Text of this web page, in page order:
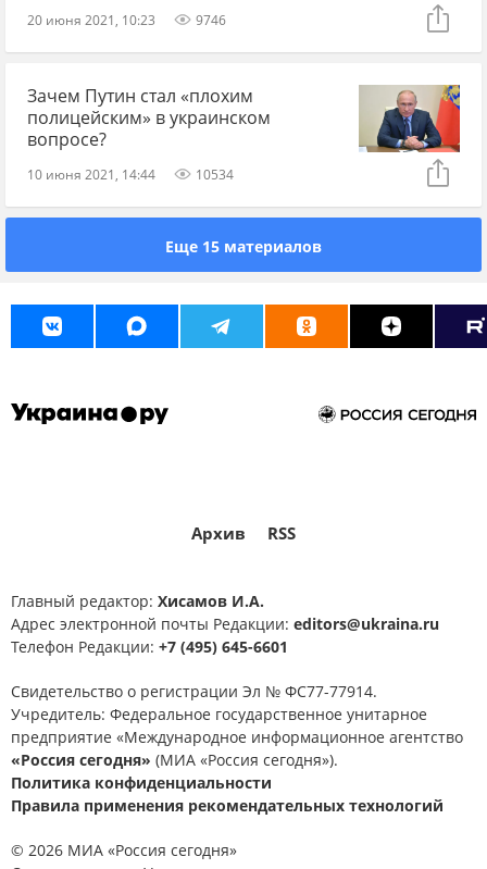
20 июня 2021, 10:23 9746
Зачем Путин стал «плохим
полицейским» в украинском
вопросе?
10 июня 2021, 14:44 10534
Еще 15 материалов
Архив RSS
Главный редактор: Хисамов И.А.
Адрес электронной почты Редакции: editors@ukraina.ru
Телефон Редакции: +7 (495) 645-6601
Свидетельство о регистрации Эл № ФС77-77914.
Учредитель: Федеральное государственное унитарное
предприятие «Международное информационное агентство
«Россия сегодня» (МИА «Россия сегодня»).
Политика конфиденциальности
Правила применения рекомендательных технологий
© 2026 МИА «Россия сегодня»